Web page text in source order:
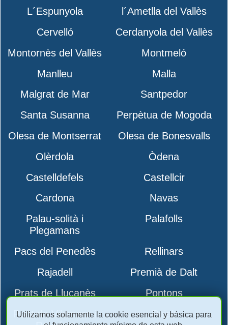
L´Espunyola
l´Ametlla del Vallès
Cervelló
Cerdanyola del Vallès
Montornès del Vallès
Montmeló
Manlleu
Malla
Malgrat de Mar
Santpedor
Santa Susanna
Perpètua de Mogoda
Olesa de Montserrat
Olesa de Bonesvalls
Olèrdola
Òdena
Castelldefels
Castellcir
Cardona
Navas
Palau-solità i
Plegamans
Palafolls
Pacs del Penedès
Rellinars
Rajadell
Premià de Dalt
Prats de Lluçanès
Pontons
Pont de Vilomara i
Pujalt
Utilizamos solamente la cookie esencial y básica para